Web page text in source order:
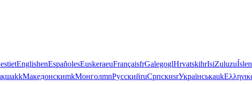
etEnglishenEspañolesEuskeraeuFrançaisfrGalegoglHrvatskihrIsiZuluzu
kkМакедонскиmkМонголmnРусскийruСрпскиsrУкраїнськаuk